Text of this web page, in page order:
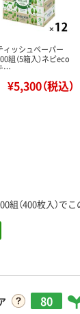
ィッシュペーパー
組（5箱入）ネピeco
…
¥5,300（税込）
（400枚入）でこ
80